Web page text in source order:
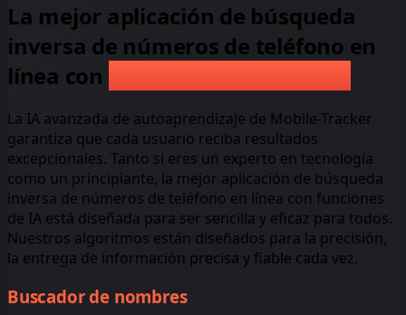
La mejor aplicación de búsqueda
inversa de números de teléfono en
línea con
La IA avanzada de autoaprendizaje de Mobile-Tracker
garantiza que cada usuario reciba resultados
excepcionales. Tanto si eres un experto en tecnología
como un principiante, la mejor aplicación de búsqueda
inversa de números de teléfono en línea con funciones
de IA está diseñada para ser sencilla y eficaz para todos.
Nuestros algoritmos están diseñados para la precisión,
la entrega de información precisa y fiable cada vez.
Buscador de nombres